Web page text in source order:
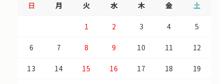
日 月 火 水 木 金 土
1 2 3 4 5
6 7 8 9 10 11 12
13 14 15 16 17 18 19